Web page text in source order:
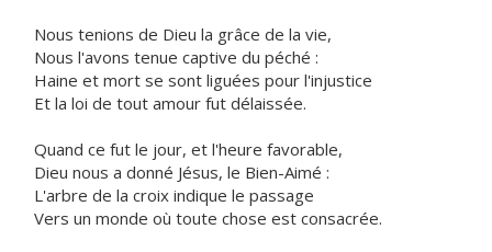
Nous tenions de Dieu la grâce de la vie,
Nous l'avons tenue captive du péché :
Haine et mort se sont liguées pour l'injustice
Et la loi de tout amour fut délaissée.
Quand ce fut le jour, et l'heure favorable,
Dieu nous a donné Jésus, le Bien-Aimé :
L'arbre de la croix indique le passage
Vers un monde où toute chose est consacrée.